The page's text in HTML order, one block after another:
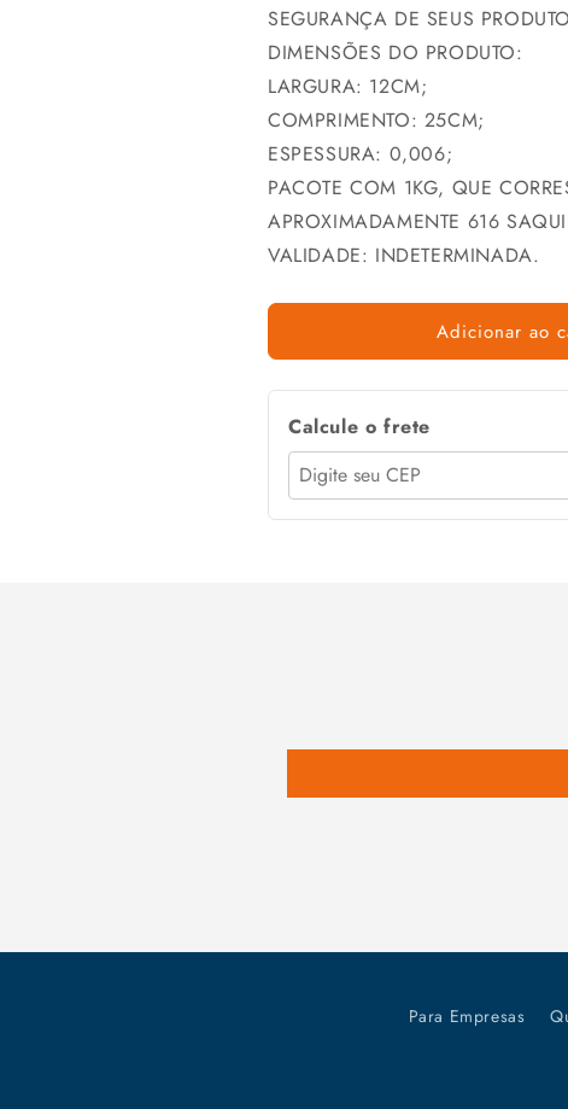
SEGURANÇA DE SEUS
DIMENSÕES DO PRODUTO:
LARGURA: 12CM;
COMPRIMENTO: 25CM;
ESPESSURA: 0,006;
PACOTE COM 1KG, QUE
APROXIMADAMENTE 616
VALIDADE: INDETERMINADA.
Adicionar ao
Calcule o frete
Para Empresas